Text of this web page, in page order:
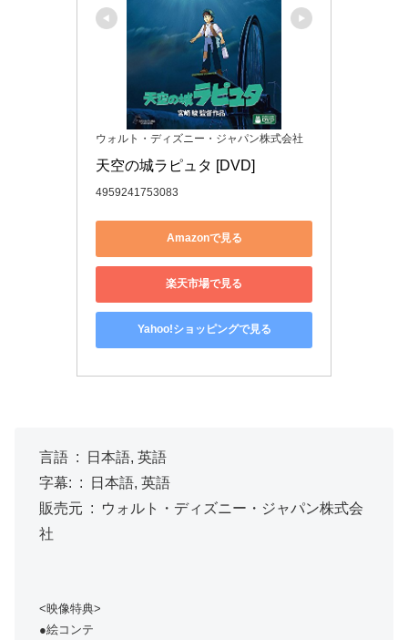
ウォルト・ディズニー・ジャパン株式会社
天空の城ラピュタ [DVD]
4959241753083
Amazonで見る
楽天市場で見る
Yahoo!ショッピングで見る
言語 ‏ : ‎ 日本語, 英語
字幕: ‏ : ‎ 日本語, 英語
販売元 ‏ : ‎ ウォルト・ディズニー・ジャパン株式会
社
<映像特典>
●絵コンテ